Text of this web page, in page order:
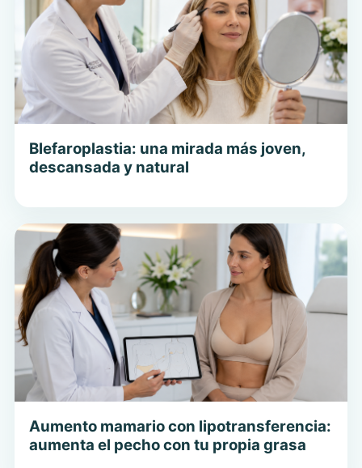
Blefaroplastia: una mirada más joven,
descansada y natural
Aumento mamario con lipotransferencia:
aumenta el pecho con tu propia grasa